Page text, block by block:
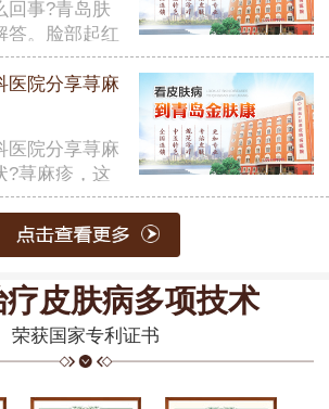
事?青岛肤
答。脸部起红
医院分享荨麻
医院分享荨麻
?荨麻疹，这
疗皮肤病多项技术
荣获国家专利证书